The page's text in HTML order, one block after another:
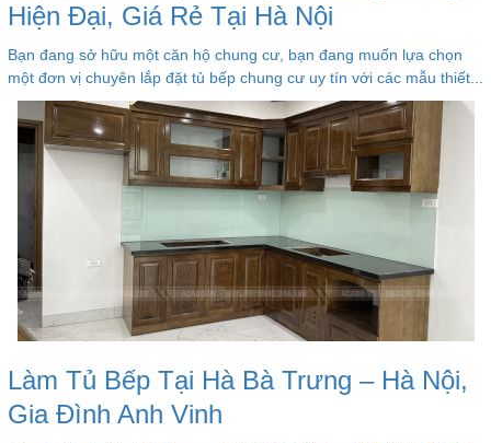
Hiện Đại, Giá Rẻ Tại Hà Nội
Bạn đang sở hữu một căn hộ chung cư, bạn đang muốn lựa chọn
một đơn vị chuyên lắp đặt tủ bếp chung cư uy tín với các mẫu thiết...
Làm Tủ Bếp Tại Hà Bà Trưng – Hà Nội,
Gia Đình Anh Vinh